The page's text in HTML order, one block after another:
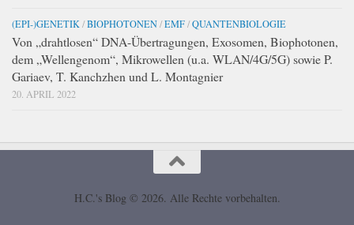
(EPI-)GENETIK /BIOPHOTONEN/EMF/QUANTENBIOLOGIE
Von „drahtlosen“ DNA-Übertragungen, Exosomen, Biophotonen,
dem „Wellengenom“, Mikrowellen (u.a. WLAN/4G/5G) sowie P.
Gariaev, T. Kanchzhen und L. Montagnier
20. APRIL 2022
H.C.'s Blog © 2026. Alle Rechte vorbehalten.